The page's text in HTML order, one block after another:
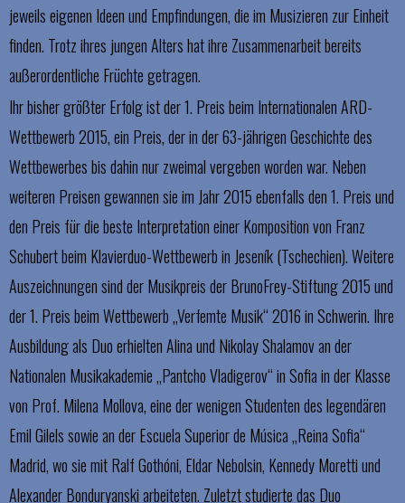
jeweils eigenen Ideen und Empfindungen, die im Musizieren zur Einheit
finden. Trotz ihres jungen Alters hat ihre Zusammenarbeit bereits
außerordentliche Früchte getragen.
Ihr bisher größter Erfolg ist der 1. Preis beim Internationalen ARD-
Wettbewerb 2015, ein Preis, der in der 63-jährigen Geschichte des
Wettbewerbes bis dahin nur zweimal vergeben worden war. Neben
weiteren Preisen gewannen sie im Jahr 2015 ebenfalls den 1. Preis und
den Preis für die beste Interpretation einer Komposition von Franz
Schubert beim Klavierduo-Wettbewerb in Jeseník (Tschechien). Weitere
Auszeichnungen sind der Musikpreis der BrunoFrey-Stiftung 2015 und
der 1. Preis beim Wettbewerb „Verfemte Musik“ 2016 in Schwerin. Ihre
Ausbildung als Duo erhielten Alina und Nikolay Shalamov an der
Nationalen Musikakademie „Pantcho Vladigerov“ in Sofia in der Klasse
von Prof. Milena Mollova, eine der wenigen Studenten des legendären
Emil Gilels sowie an der Escuela Superior de Música „Reina Sofia“
Madrid, wo sie mit Ralf Gothóni, Eldar Nebolsin, Kennedy Moretti und
Alexander Bonduryanski arbeiteten. Zuletzt studierte das Duo